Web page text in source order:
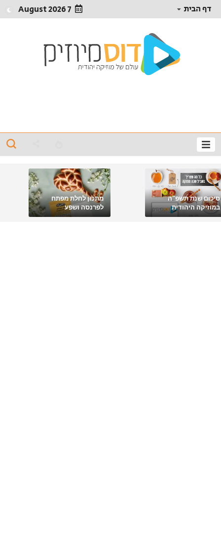
דף הבית 7 August 2026
סיכום שנת תשפ"ה
במוזיקה היהודית
מתכון לחלת מפתח
לפרנסה ושפע